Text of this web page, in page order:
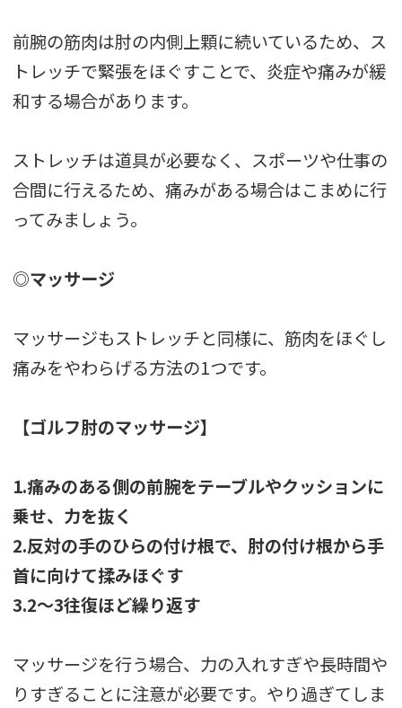
前腕の筋肉は肘の内側上顆に続いているため、ス
トレッチで緊張をほぐすことで、炎症や痛みが緩
和する場合があります。
ストレッチは道具が必要なく、スポーツや仕事の
合間に行えるため、痛みがある場合はこまめに行
ってみましょう。
◎マッサージ
マッサージもストレッチと同様に、筋肉をほぐし
痛みをやわらげる方法の1つです。
【ゴルフ肘のマッサージ】
1.痛みのある側の前腕をテーブルやクッションに
乗せ、力を抜く
2.反対の手のひらの付け根で、肘の付け根から手
首に向けて揉みほぐす
3.2～3往復ほど繰り返す
マッサージを行う場合、力の入れすぎや長時間や
りすぎることに注意が必要です。やり過ぎてしま